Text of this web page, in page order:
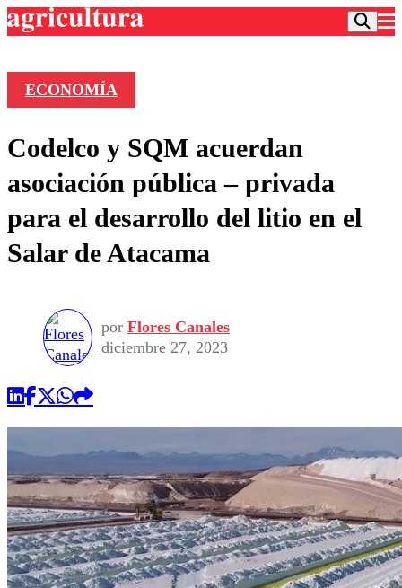
Frecuencias
Agricultura TV
Deportes
Colo Colo
Motor
Torneo Internacional
Torneo Nacional
Entretención
Noticias
Internacional
Nacional
Vida Social
Programas
Comercial
ECONOMÍA
Codelco y SQM acuerdan
asociación pública – privada
para el desarrollo del litio en el
Salar de Atacama
por Flores Canales
diciembre 27, 2023